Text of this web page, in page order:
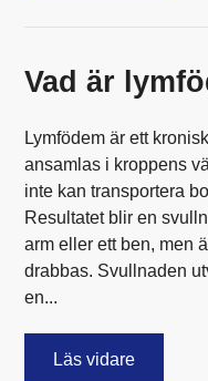
Vad är
Lymfödem är ett
ansamlas i kroppens
inte kan transportera
Resultatet blir en
arm eller ett ben, men
drabbas. Svullnaden
en...
Läs vidare